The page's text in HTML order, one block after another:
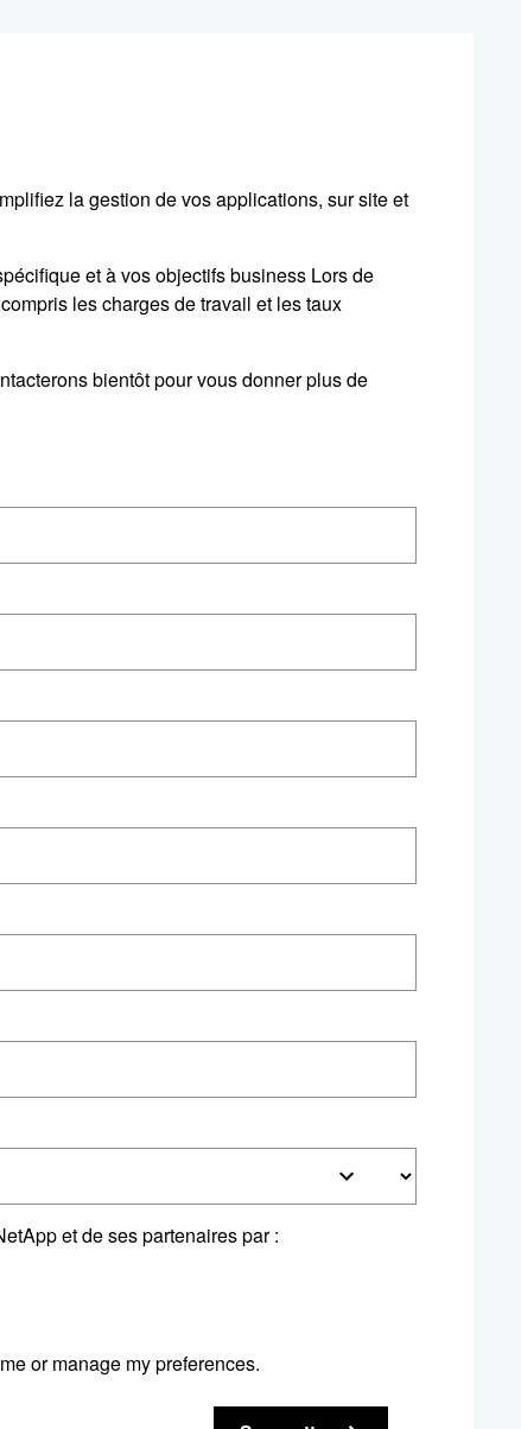
la gestion de vos applications, sur site et
et à vos objectifs business Lors de
les charges de travail et les taux
bientôt pour vous donner plus de
et de ses partenaires par :
or manage my preferences.